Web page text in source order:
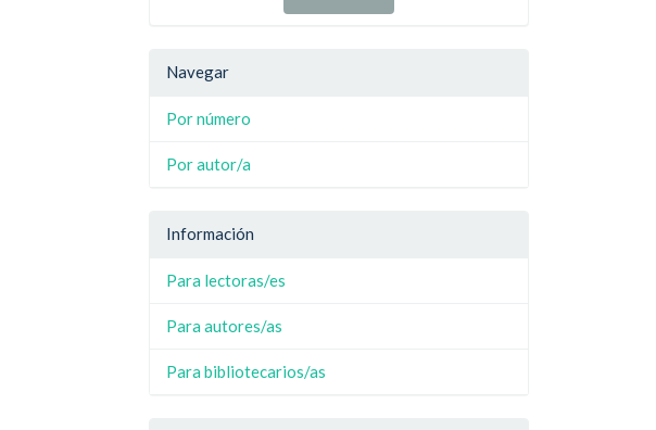
Navegar
Por número
Por autor/a
Información
Para lectoras/es
Para autores/as
Para bibliotecarios/as